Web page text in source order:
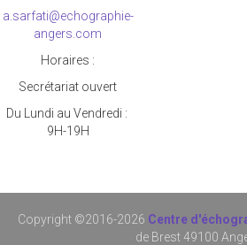
a.sarfati@echographie-
angers.com
Horaires :
Secrétariat ouvert
Du Lundi au Vendredi :
9H-19H
Copyright ©2016-2026 Centre
de Brest 49100